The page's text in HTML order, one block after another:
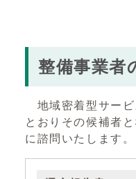
整備事業者
地域密着型サービ
とおりその候補者
に諮問いたします。